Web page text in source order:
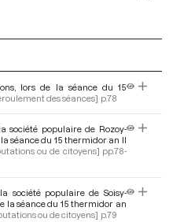
lors de la séance du 15
des séances] p.78
société populaire de Rozoy-
séance du 15 thermidor an II
ou de citoyens] pp.78-
société populaire de Soisy-
la séance du 15 thermidor an
ou de citoyens] p.79